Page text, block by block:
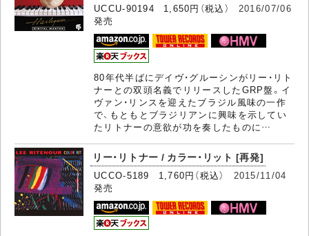
UCCU-90194 1,650円（税込） 2016/07/06
発売
80年代半ばにデイヴ・グルーシンがリー・リト
ナーとの双頭名義でリリースしたGRP盤。イ
ヴァン・リンスを迎えたブラジル風味の一作
で、もともとブラジリアンに興味を示してい
たリトナーの意欲が功を奏したものに…
リー・リトナー / カラー・リット [再発]
UCCO-5189 1,760円（税込） 2015/11/04
発売